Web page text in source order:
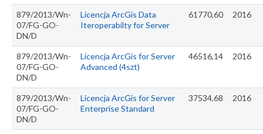
879/2013/Wn-
07/FG-GO-
DN/D
Licencja ArcGis Data
Iteroperabilty for Server
61770,60 2016
879/2013/Wn-
07/FG-GO-
DN/D
Licencja ArcGis for Server
Advanced (4szt)
46516,14 2016
879/2013/Wn-
07/FG-GO-
DN/D
Licencja ArcGis for Server
Enterprise Standard
37534,68 2016